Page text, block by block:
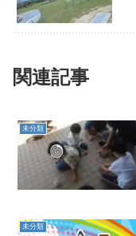
関連記事
未分類
未分類